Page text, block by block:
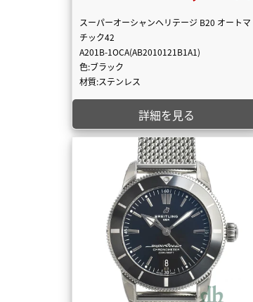
スーパーオーシャンヘリテージ B20 オートマ
チック42
A201B-1OCA(AB2010121B1A1)
色:ブラック
材質:ステンレス
詳細を見る